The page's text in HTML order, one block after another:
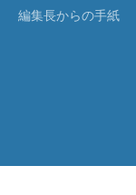
編集長からの手紙